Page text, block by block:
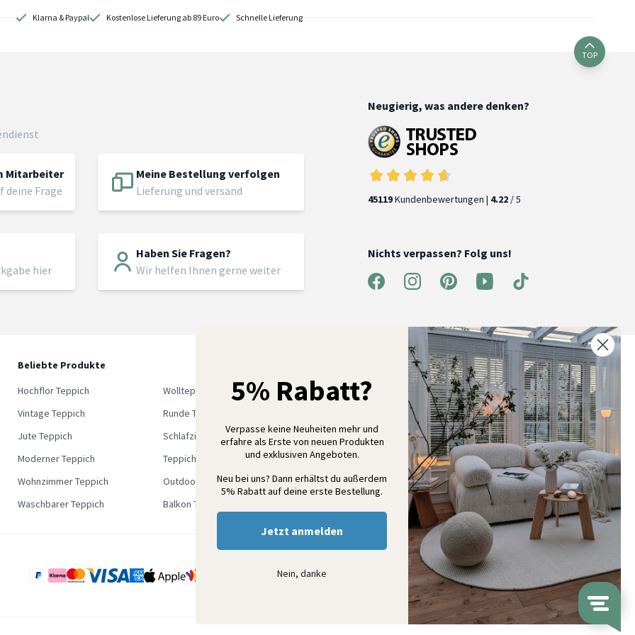
Klarna & Paypal Kostenlose Lieferung ab 89 Euro Schnelle Lieferung
TOP
Mitarbeiter
Frage
Meine Bestellung verfolgen
Lieferung und versand
hier
Haben Sie Fragen?
Wir helfen Ihnen gerne weiter
Neugierig, was andere denken?
45119Kundenbewertungen | 4.22 / 5
Nichts verpassen? Folg uns!
Beliebte Produkte
Hochflor Teppich
Wollteppich
Vintage Teppich
Runde Teppich
Jute Teppich
Schlafzimmer Teppich
Moderner Teppich
Teppich Outlet
Wohnzimmer Teppich
Outdoor Teppich
Waschbarer Teppich
Balkon Teppich
5% Rabatt auf deine erste Bestellung
Melde dich für unseren Newsletter an und entdecke neue
Kollektionen, Angebote und Wohnideen als Erstes
Anmelden
5% Rabatt?
Verpasse keine Neuheiten mehr und
erfahre als Erste von neuen Produkten
und exklusiven Angeboten.
Neu bei uns? Dann erhältst du außerdem
5% Rabatt auf deine erste Bestellung.
Jetzt anmelden
Nein, danke